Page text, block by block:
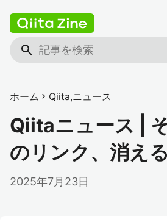
search
ホーム chevron_right Qiita,ニュース
Qiitaニュース |
のリンク、消え
2025年7月23日